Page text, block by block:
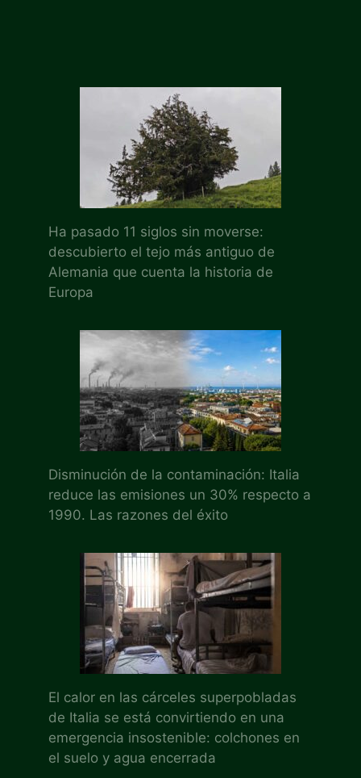
Ha pasado 11 siglos sin moverse:
descubierto el tejo más antiguo de
Alemania que cuenta la historia de
Europa
Disminución de la contaminación: Italia
reduce las emisiones un 30% respecto a
1990. Las razones del éxito
El calor en las cárceles superpobladas
de Italia se está convirtiendo en una
emergencia insostenible: colchones en
el suelo y agua encerrada